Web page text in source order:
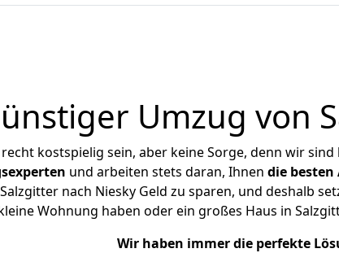
Umzug von
kostspielig sein, aber keine Sorge, denn wir sind
und arbeiten stets daran, Ihnen die besten
nach Niesky Geld zu sparen, und deshalb
Wohnung haben oder ein großes Haus in
Wir haben immer die perfekte